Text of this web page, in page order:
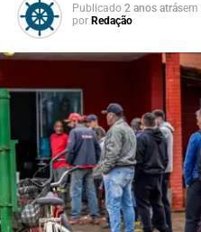
Publicado 2 anos atrásem
por Redação